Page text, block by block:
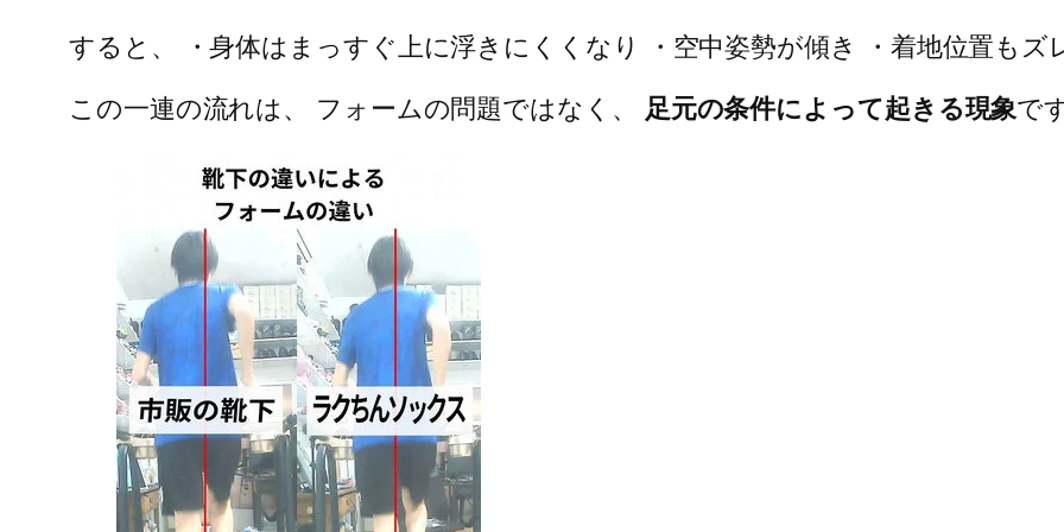
すると、 ・身体はまっすぐ上に浮きにくくなり ・空中姿勢が傾き ・着地位置もズ
この一連の流れは、 フォームの問題ではなく、 足元の条件によって起きる現象で